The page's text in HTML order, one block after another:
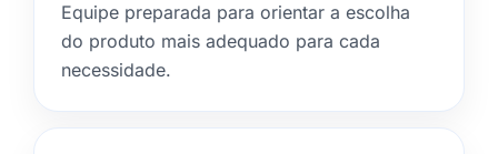
Equipe preparada para orientar a escolha
do produto mais adequado para cada
necessidade.